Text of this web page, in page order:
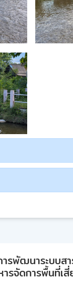
ารพัฒนาระบบส
ารจัดการพื้นที่เ